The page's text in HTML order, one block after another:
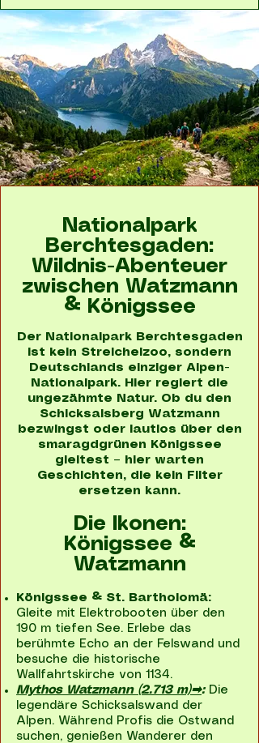
Nationalpark
Berchtesgaden:
Wildnis-Abenteuer
zwischen Watzmann
& Königssee
Der Nationalpark Berchtesgaden
ist kein Streichelzoo, sondern
Deutschlands einziger Alpen-
Nationalpark. Hier regiert die
ungezähmte Natur. Ob du den
Schicksalsberg Watzmann
bezwingst oder lautlos über den
smaragdgrünen Königssee
gleitest – hier warten
Geschichten, die kein Filter
ersetzen kann.
Die Ikonen:
Königssee &
Watzmann
Königssee & St. Bartholomä:
Gleite mit Elektrobooten über den
190 m tiefen See. Erlebe das
berühmte Echo an der Felswand und
besuche die historische
Wallfahrtskirche von 1134.
Mythos Watzmann (2.713 m)➡:Die
legendäre Schicksalswand der
Alpen. Während Profis die Ostwand
suchen, genießen Wanderer den